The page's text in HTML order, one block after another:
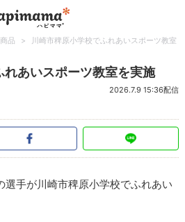
品 >
川崎市稗原小学校でふれあいスポーツ教室
れあいスポーツ教室を実施
2026.7.9 15:36配信
選手が川崎市稗原小学校でふれあい